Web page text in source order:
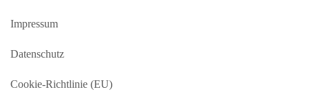
Impressum
Datenschutz
Cookie-Richtlinie (EU)